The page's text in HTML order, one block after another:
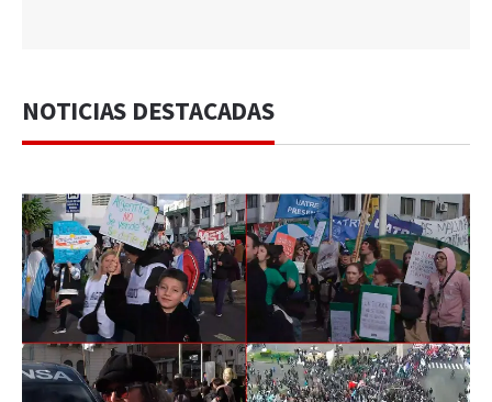
NOTICIAS DESTACADAS